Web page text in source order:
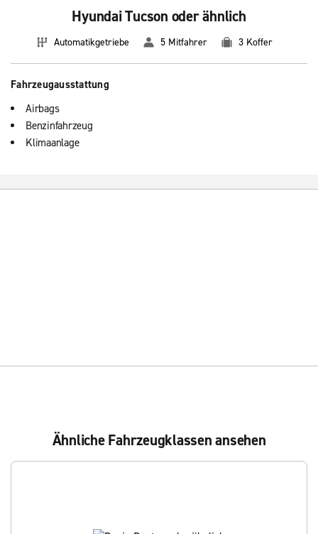
Hyundai Tucson oder ähnlich
Automatikgetriebe 5 Mitfahrer 3 Koffer
Fahrzeugausstattung
Airbags
Benzinfahrzeug
Klimaanlage
Ähnliche Fahrzeugklassen ansehen